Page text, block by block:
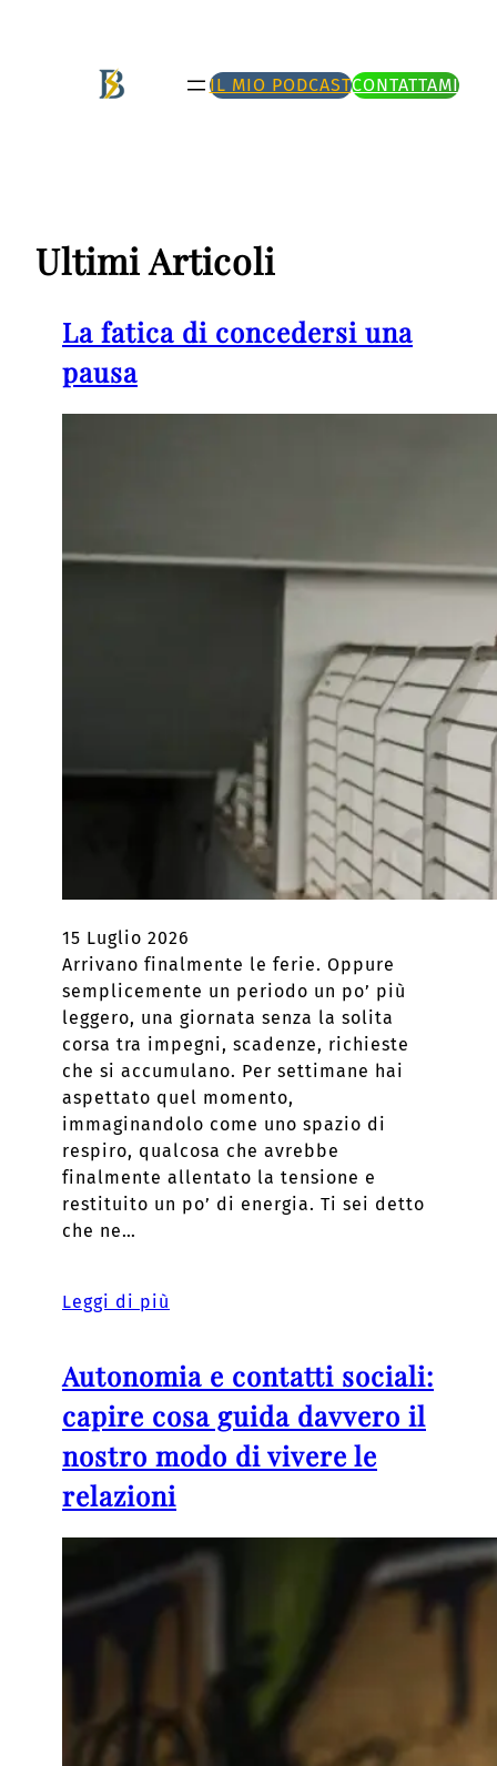
contenuto
IL MIO PODCASTCONTATTAMI
Ultimi Articoli
La fatica di concedersi una
pausa
15 Luglio 2026
Arrivano finalmente le ferie. Oppure
semplicemente un periodo un po’ più
leggero, una giornata senza la solita
corsa tra impegni, scadenze, richieste
che si accumulano. Per settimane hai
aspettato quel momento,
immaginandolo come uno spazio di
respiro, qualcosa che avrebbe
finalmente allentato la tensione e
restituito un po’ di energia. Ti sei detto
che ne…
Leggi di più
Autonomia e contatti sociali:
capire cosa guida davvero il
nostro modo di vivere le
relazioni